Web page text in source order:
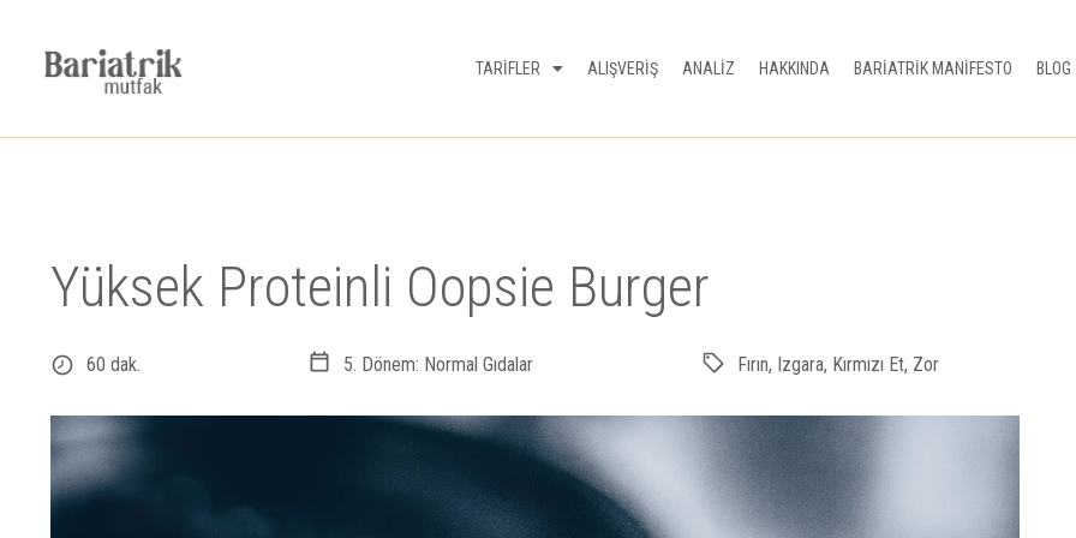
TARİFLER ALIŞVERİŞ ANALİZ HAKKINDA BARİATRİK MANİFESTO BLOG
Yüksek Proteinli Oopsie Burger
60 dak. 5. Dönem: Normal Gıdalar Fırın, Izgara, Kırmızı Et, Zor